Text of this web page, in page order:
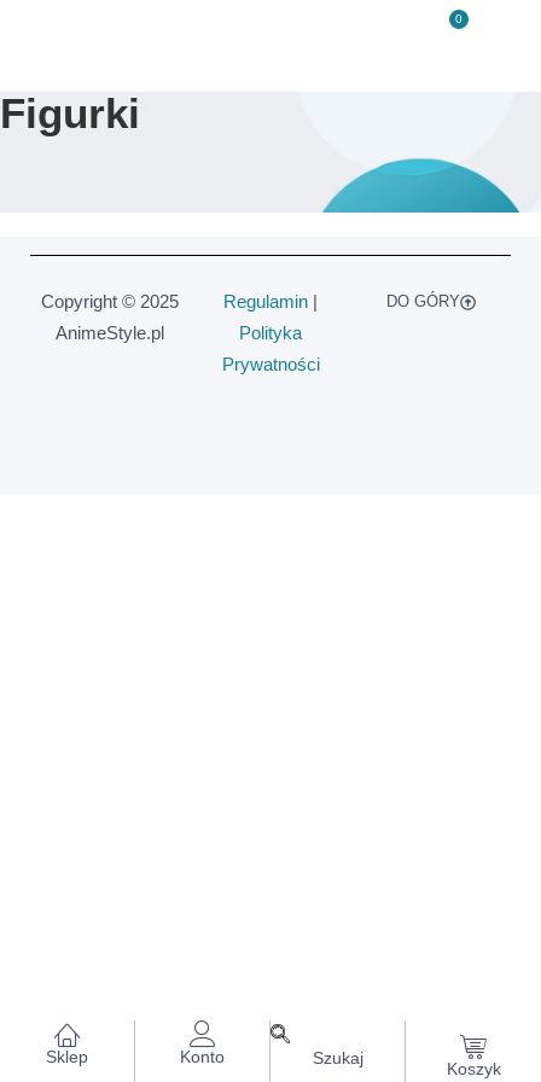
0
Figurki
Sklep Konto Szukaj
Koszyk
Copyright © 2025
AnimeStyle.pl
Regulamin |
Polityka
Prywatności
DO GÓRY